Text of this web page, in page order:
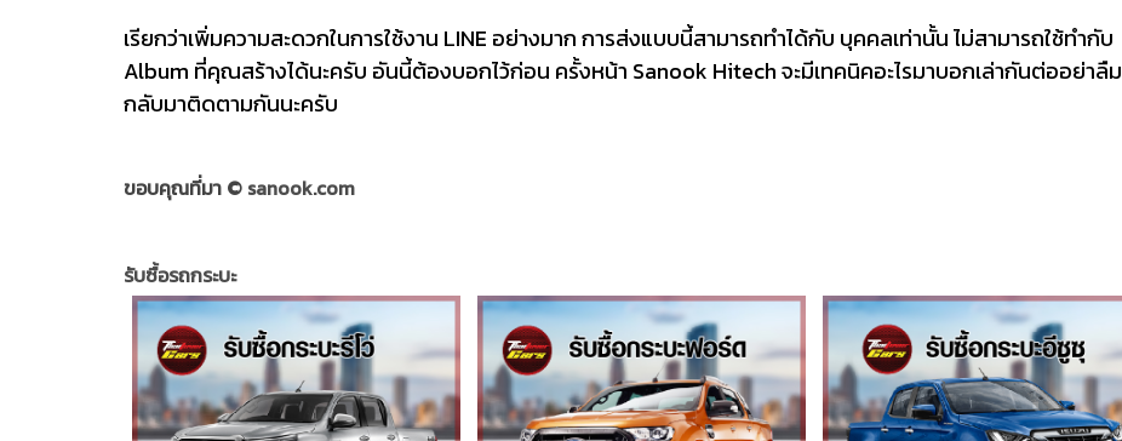
เรียกว่าเพิ่มความสะดวกในการใช้งาน LINE อย่างมาก การส่งแบบนี้สามารถทำได้กับ บุคคลเท่านั้น ไม่สามารถใช้ทำกับ
Album ที่คุณสร้างได้นะครับ อันนี้ต้องบอกไว้ก่อน ครั้งหน้า Sanook Hitech จะมีเทคนิคอะไรมาบอกเล่ากันต่ออย่าลืม
กลับมาติดตามกันนะครับ
ขอบคุณที่มา © sanook.com
รับซื้อรถกระบะ